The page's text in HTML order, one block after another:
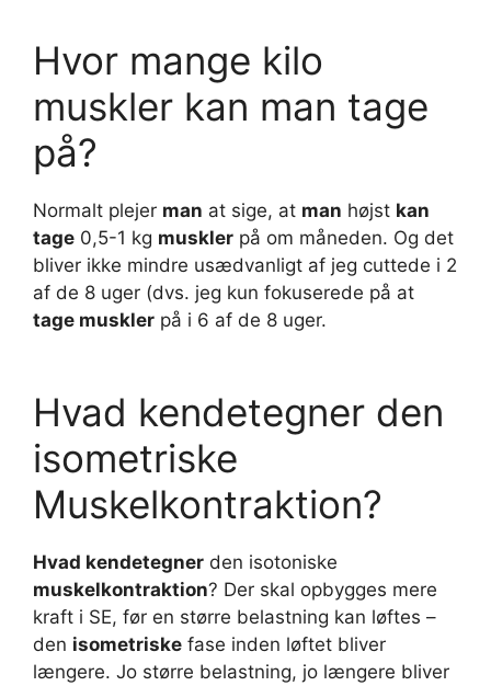
Hvor mange kilo
muskler kan man tage
på?
Normalt plejer man at sige, at man højst kan
tage 0,5-1 kg muskler på om måneden. Og det
bliver ikke mindre usædvanligt af jeg cuttede i 2
af de 8 uger (dvs. jeg kun fokuserede på at
tage muskler på i 6 af de 8 uger.
Hvad kendetegner den
isometriske
Muskelkontraktion?
Hvad kendetegner den isotoniske
muskelkontraktion? Der skal opbygges mere
kraft i SE, før en større belastning kan løftes –
den isometriske fase inden løftet bliver
længere. Jo større belastning, jo længere bliver